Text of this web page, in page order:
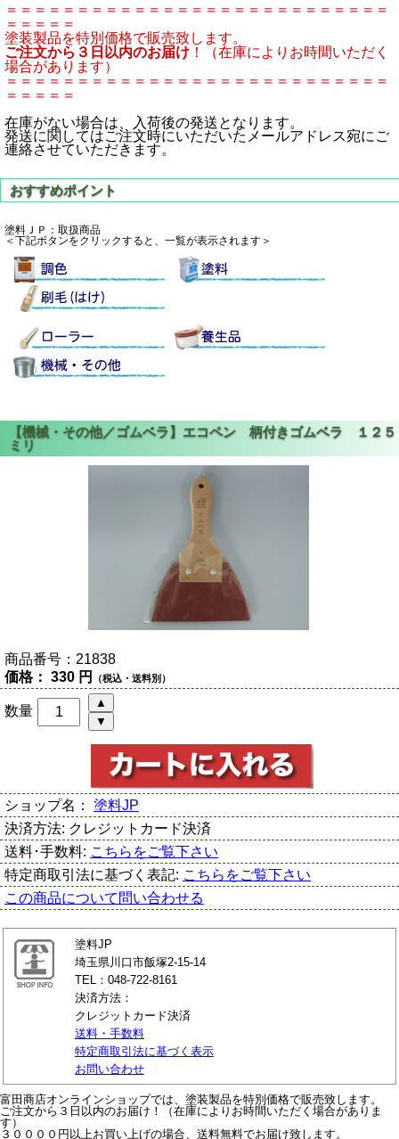
＝＝＝＝＝＝＝＝＝＝＝＝＝＝＝＝＝＝＝＝＝＝＝＝＝＝＝
＝＝＝＝＝
塗装製品を特別価格で販売致します。
ご注文から３日以内のお届け ！（在庫によりお時間いただく
場合があります）
＝＝＝＝＝＝＝＝＝＝＝＝＝＝＝＝＝＝＝＝＝＝＝＝＝＝＝
＝＝＝＝＝
在庫がない場合は、入荷後の発送となります。
発送に関してはご注文時にいただいたメールアドレス宛にご
連絡させていただきます。
塗料ＪＰ：取扱商品
＜下記ボタンをクリックすると、一覧が表示されます＞
商品番号： 21838
価格： 330 円 （税込・送料別）
数量
ショップ名： 塗料JP
決済方法: クレジットカード決済
送料･手数料: こちらをご覧下さい
特定商取引法に基づく表記: こちらをご覧下さい
この商品について問い合わせる
塗料JP
埼玉県川口市飯塚2-15-14
TEL：048-722-8161
決済方法：
クレジットカード決済
送料・手数料
特定商取引法に基づく表示
お問い合わせ
富田商店オンラインショップでは、塗装製品を特別価格で販売致します。
ご注文から３日以内のお届け！（在庫によりお時間いただく場合がありま
す）
３００００円以上お買い上げの場合、送料無料でお届け致します。